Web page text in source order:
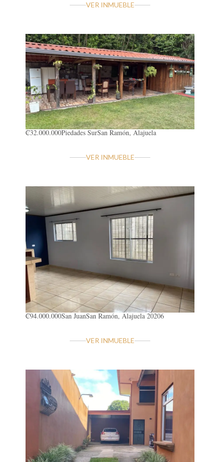
VER INMUEBLE
₡32.000.000Piedades SurSan Ramón, Alajuela
VER INMUEBLE
₡94.000.000San JuanSan Ramón, Alajuela 20206
VER INMUEBLE